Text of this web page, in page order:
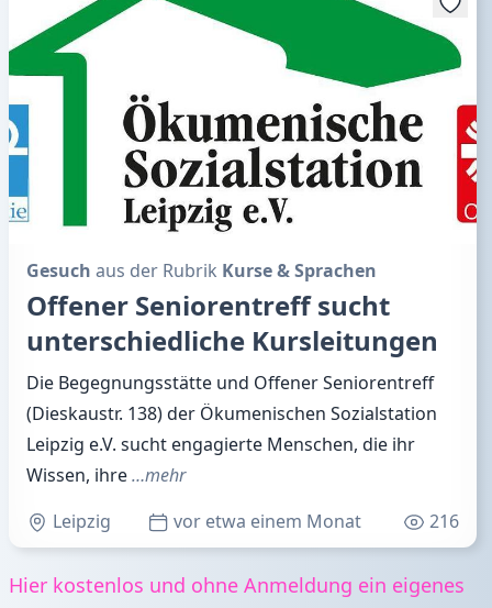
Gesuch aus der Rubrik Kurse & Sprachen
Offener Seniorentreff sucht
unterschiedliche Kursleitungen
Die Begegnungsstätte und Offener Seniorentreff
(Dieskaustr. 138) der Ökumenischen Sozialstation
Leipzig e.V. sucht engagierte Menschen, die ihr
Wissen, ihre…mehr
Leipzig
vor etwa einem Monat 216
Hier kostenlos und ohne Anmeldung ein eigenes